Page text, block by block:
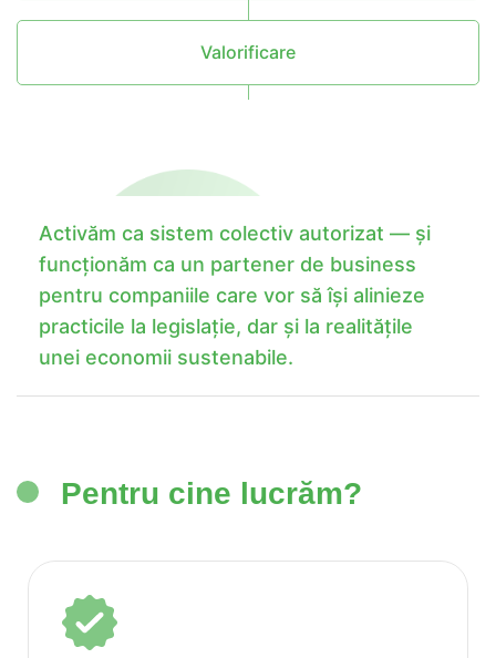
Valorificare
Activăm ca sistem colectiv autorizat — și
funcționăm ca un partener de business
pentru companiile care vor să își alinieze
practicile la legislație, dar și la realitățile
unei economii sustenabile.
Pentru cine lucrăm?